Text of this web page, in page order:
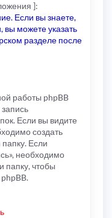
]:
Если вы знаете,
вы можете указать
разделе после
работы phpBB
Если вы видите
создать
Если
необходимо
папку, чтобы